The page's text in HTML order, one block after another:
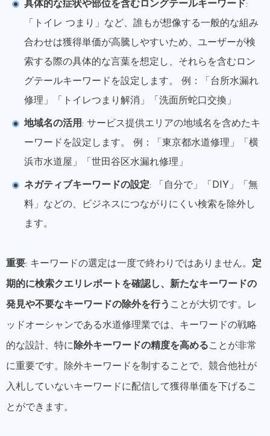
具体的な症状や部位を含むロングテールキーワード:
「トイレ つまり」など、誰もが想像する一般的な組み
合わせは獲得単価が高騰しやすいため、ユーザーが検
索する際の具体的な言葉を想定し、それらを含むロン
グテールキーワードを設定します。 例：「台所水漏れ
修理」「トイレつまり解消」「洗面所蛇口交換」
地域名の活用: サービス提供エリアの地域名を含めたキ
ーワードを設定します。 例：「東京都水道修理」「横
浜市水道屋」「世田谷区水漏れ修理」
ネガティブキーワードの設定: 「自分で」「DIY」「無
料」などの、ビジネスにつながりにくい検索を除外し
ます。
重要: キーワードの選定は一度で終わりではありません。 定
期的に検索クエリレポートを確認し、新たなキーワードの
発見や不要なキーワードの除外を行う ことが大切です。レ
ッドオーシャンである水道修理業では、キーワードの戦略
的な設計、特に除外キーワードの精度を高めることが非常
に重要です。除外キーワードを制することで、競合他社が
入札していないキーワードに配信して獲得単価を下げるこ
とができます。